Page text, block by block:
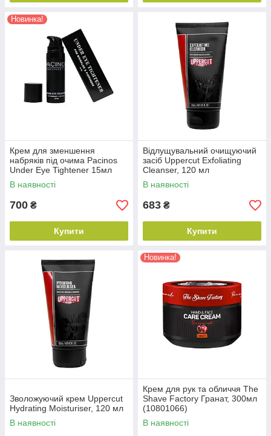
Новинка!
Крем для зменшення
набряків під очима Pacinos
Under Eye Tightener 15мл
(10801051)
В наявності
700 ₴
Купити
Відлущувальний очищуючий
засіб Uppercut Exfoliating
Cleanser, 120 мл
В наявності
683 ₴
Купити
Зволожуючий крем Uppercut
Hydrating Moisturiser, 120 мл
В наявності
Новинка!
Крем для рук та обличчя The
Shave Factory Гранат, 300мл
(10801066)
В наявності